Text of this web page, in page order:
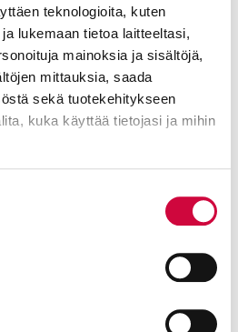
teknologioita, kuten
lukemaan tietoa laitteeltasi,
mainoksia ja sisältöjä,
mittauksia, saada
sekä tuotekehitykseen
kuka käyttää tietojasi ja mihin
. Voit muuttaa
tilastointi- tai
tulevaisuus on omissa